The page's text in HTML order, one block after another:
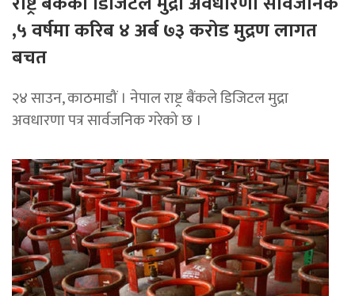
,५ वर्षमा करिब ४ अर्ब ७३ करोड मुद्रण लागत
बचत
२४ साउन, काठमाडौं । नेपाल राष्ट्र बैंकले डिजिटल मुद्रा
अवधारणा पत्र सार्वजनिक गरेको छ ।